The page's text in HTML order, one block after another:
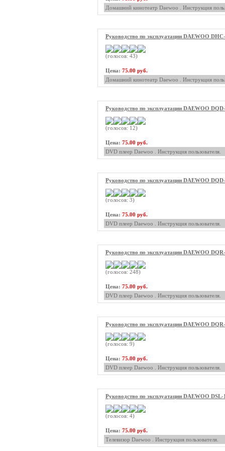
Домашний кинотеатр Daewoo . Инструкция
Руководство по эксплуатации DAEWOO
(голосов: 43)
Цена: 75.00 руб.
Домашний кинотеатр Daewoo . Инструкция
Руководство по эксплуатации DAEWOO
(голосов: 12)
Цена: 75.00 руб.
DVD плеер Daewoo . Инструкция пользователя.
Руководство по эксплуатации DAEWOO
(голосов: 3)
Цена: 75.00 руб.
DVD плеер Daewoo . Инструкция пользователя.
Руководство по эксплуатации DAEWOO
(голосов: 248)
Цена: 75.00 руб.
DVD плеер Daewoo . Инструкция пользователя.
Руководство по эксплуатации DAEWOO
(голосов: 9)
Цена: 75.00 руб.
DVD плеер Daewoo . Инструкция пользователя.
Руководство по эксплуатации DAEWOO DSL-
(голосов: 4)
Цена: 75.00 руб.
Телевизор Daewoo . Инструкция пользователя.